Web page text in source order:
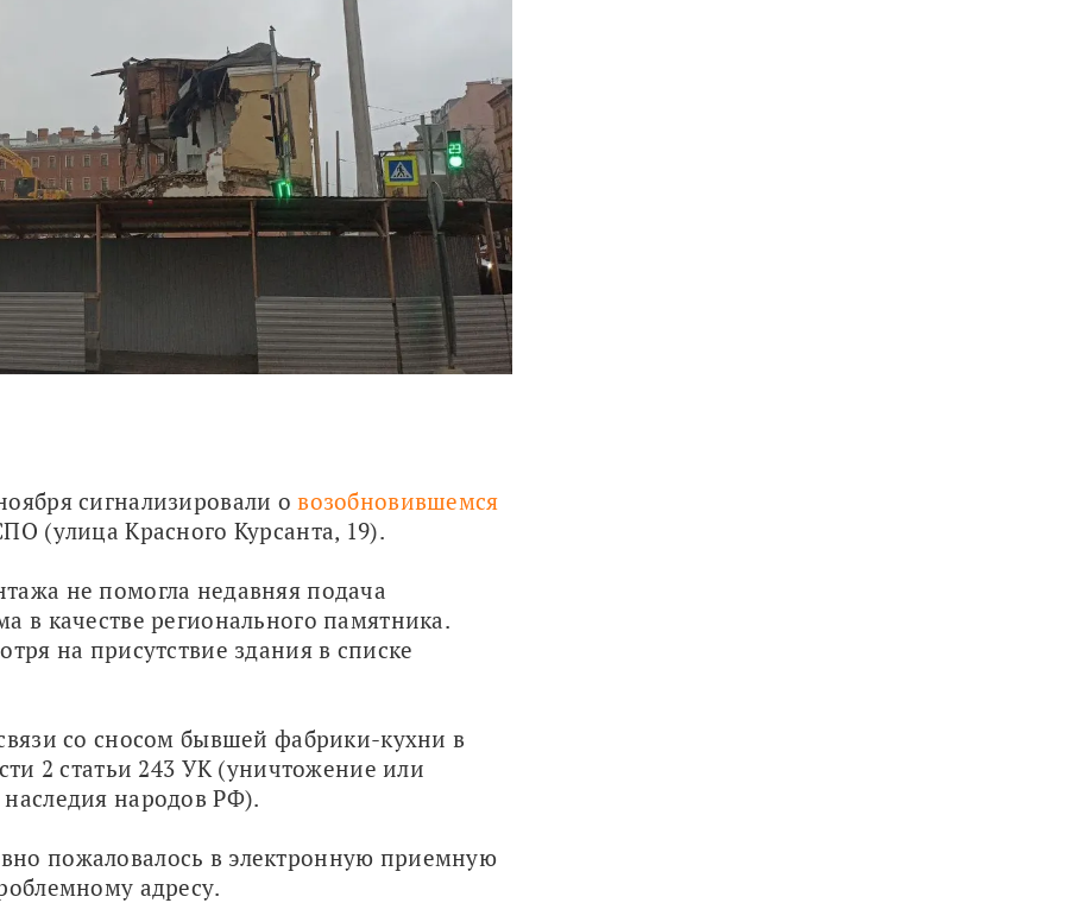
сигнализировали о возобновившемся
(улица Красного Курсанта, 19).
не помогла недавняя подача
в качестве регионального памятника.
на присутствие здания в списке
со сносом бывшей фабрики-кухни в
2 статьи 243 УК (уничтожение или
народов РФ).
пожаловалось в электронную приемную
адресу.